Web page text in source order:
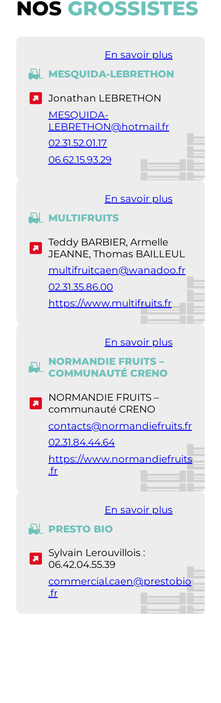
NOS GROSSISTES
En savoir plus
MESQUIDA-LEBRETHON
Jonathan LEBRETHON
MESQUIDA-
LEBRETHON@hotmail.fr
02.31.52.01.17
06.62.15.93.29
En savoir plus
MULTIFRUITS
Teddy BARBIER, Armelle
JEANNE, Thomas BAILLEUL
multifruitcaen@wanadoo.fr
02.31.35.86.00
https://www.multifruits.fr
En savoir plus
NORMANDIE FRUITS –
COMMUNAUTÉ CRENO
NORMANDIE FRUITS –
communauté CRENO
contacts@normandiefruits.fr
02.31.84.44.64
https://www.normandiefruits
.fr
En savoir plus
PRESTO BIO
Sylvain Lerouvillois :
06.42.04.55.39
commercial.caen@prestobio
.fr